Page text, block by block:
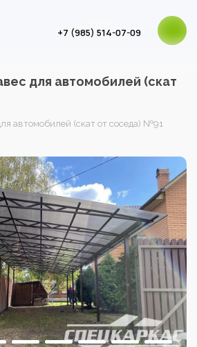
+7 (985) 514-07-09
для автомобилей (скат
автомобилей (скат от соседа) №91